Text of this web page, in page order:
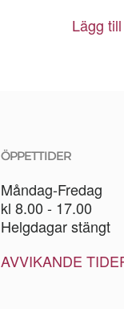
Lägg
ÖPPETTIDER
Måndag-Fredag
kl 8.00 - 17.00
Helgdagar stängt
AVVIKANDE